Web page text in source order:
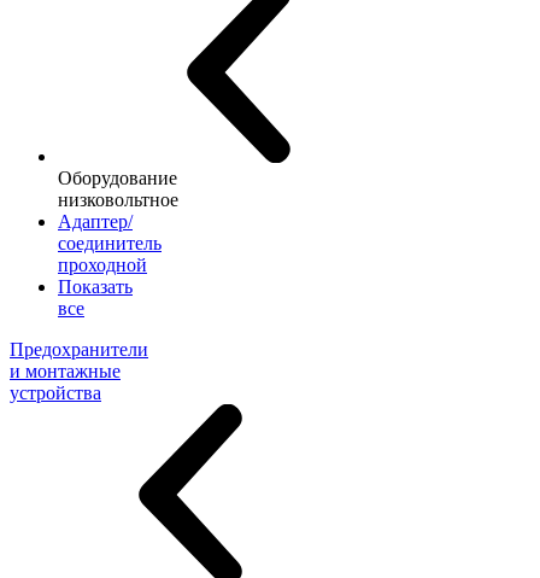
Оборудование
низковольтное
Адаптер/
соединитель
проходной
Показать
все
Предохранители
и монтажные
устройства